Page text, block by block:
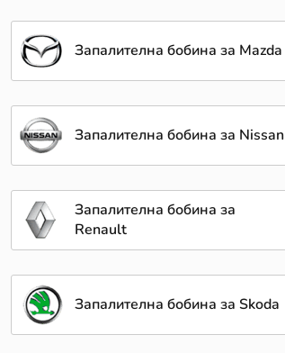
Запалителна бобина за Mazda
Запалителна бобина за Nissan
Запалителна бобина за
Renault
Запалителна бобина за Skoda